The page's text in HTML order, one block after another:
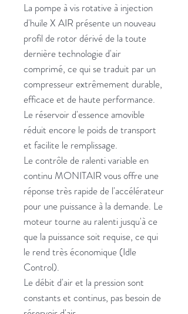
La pompe à vis rotative à injection
d'huile X AIR présente un nouveau
profil de rotor dérivé de la toute
dernière technologie d'air
comprimé, ce qui se traduit par un
compresseur extrêmement durable,
efficace et de haute performance.
Le réservoir d'essence amovible
réduit encore le poids de transport
et facilite le remplissage.
Le contrôle de ralenti variable en
continu MONITAIR vous offre une
réponse très rapide de l'accélérateur
pour une puissance à la demande. Le
moteur tourne au ralenti jusqu'à ce
que la puissance soit requise, ce qui
le rend très économique (Idle
Control).
Le débit d'air et la pression sont
constants et continus, pas besoin de